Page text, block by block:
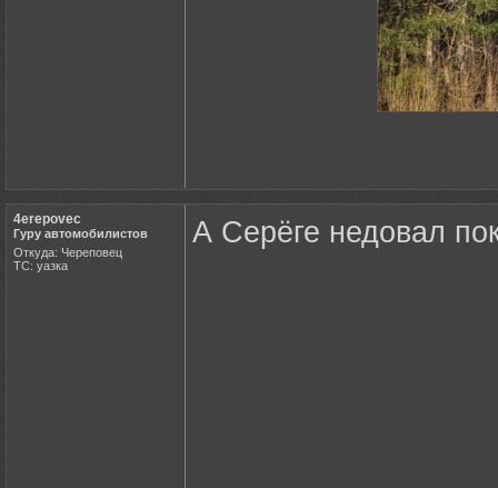
4erepovec
Гуру автомобилистов
Откуда: Череповец
ТС: уазка
А Серёге недовал